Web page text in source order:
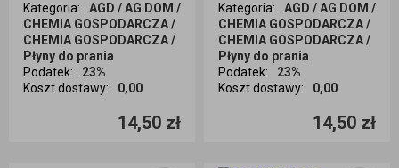
Kategoria:
AGD / AG DOM /
CHEMIA GOSPODARCZA /
CHEMIA GOSPODARCZA /
Płyny do prania
Podatek:
23%
Koszt dostawy: 0,00
14,50 zł
Ilość sztuk
Kategoria:
AGD / AG DOM /
CHEMIA GOSPODARCZA /
CHEMIA GOSPODARCZA /
Płyny do prania
Podatek:
23%
Koszt dostawy: 0,00
14,50 zł
Ilość sztuk